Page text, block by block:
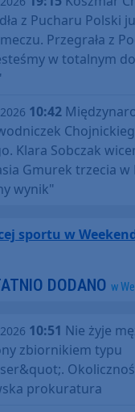
z Pucharu Polski
Przegrała z
w totalnym
10:42
Klara Sobczak
Gmurek trzecia w
wynik"
sportu w
DODANO w
10:51 Nie żyje
zbiornikiem typu
prokuratura